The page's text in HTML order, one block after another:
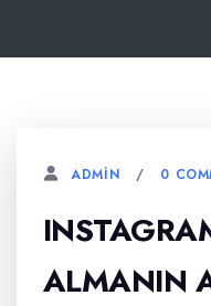
ADMIN 0
ALMANIN